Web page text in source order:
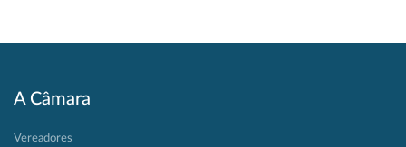
A Câmara
Vereadores